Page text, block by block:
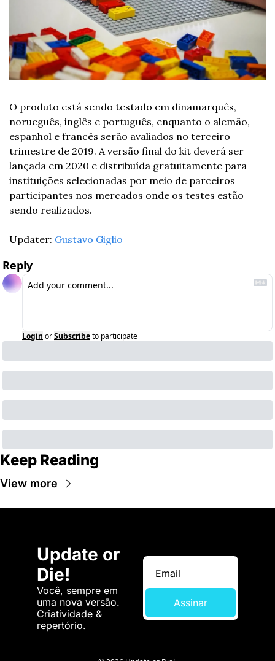
O produto está sendo testado em dinamarquês,
norueguês, inglês e português, enquanto o alemão,
espanhol e francês serão avaliados no terceiro
trimestre de 2019. A versão final do kit deverá ser
lançada em 2020 e distribuída gratuitamente para
instituições selecionadas por meio de parceiros
participantes nos mercados onde os testes estão
sendo realizados.
Updater: Gustavo Giglio
Reply
Login orSubscribeto participate
Keep Reading
View more
Update or
Die!
Você, sempre em
uma nova versão.
Criatividade &
repertório.
Assinar